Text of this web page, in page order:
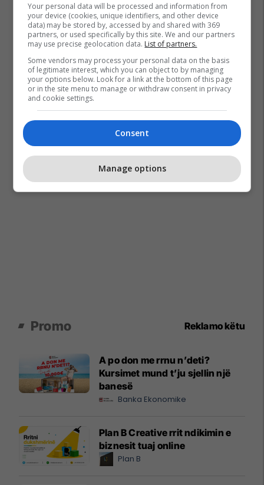
Promo Reklamo këtu
A po don me rrnu n’deti?
Kursimet mund t’ju sjellin një
banesë
Banka Ekonomike
Plan B Creative rrit ndikimin e
biznesit tuaj online
Plan B
Your personal data will be processed and information from
your device (cookies, unique identifiers, and other device
data) may be stored by, accessed by and shared with 369
partners, or used specifically by this site. We and our partners
may use precise geolocation data. List of partners.
Some vendors may process your personal data on the basis
of legitimate interest, which you can object to by managing
your options below. Look for a link at the bottom of this page
or in the site menu to manage or withdraw consent in privacy
and cookie settings.
Consent
Manage options